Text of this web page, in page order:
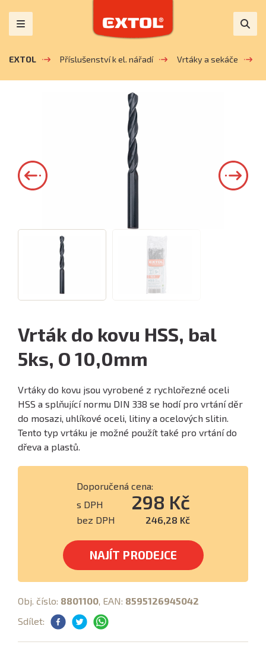
EXTOL Příslušenství k el. nářadí Vrtáky a sekáče
Vrták do kovu HSS, bal
5ks, O 10,0mm
Vrtáky do kovu jsou vyrobené z rychlořezné oceli
HSS a splňující normu DIN 338 se hodí pro vrtání děr
do mosazi, uhlíkové oceli, litiny a ocelových slitin.
Tento typ vrtáku je možné použít také pro vrtání do
dřeva a plastů.
Doporučená cena:
s DPH
298 Kč
bez DPH 246,28 Kč
NAJÍT PRODEJCE
Obj. číslo: 8801100, EAN: 8595126945042
Sdílet: